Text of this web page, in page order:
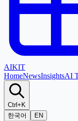
AIKIT
HomeNewsInsightsAI
Ctrl+K
한국어
EN